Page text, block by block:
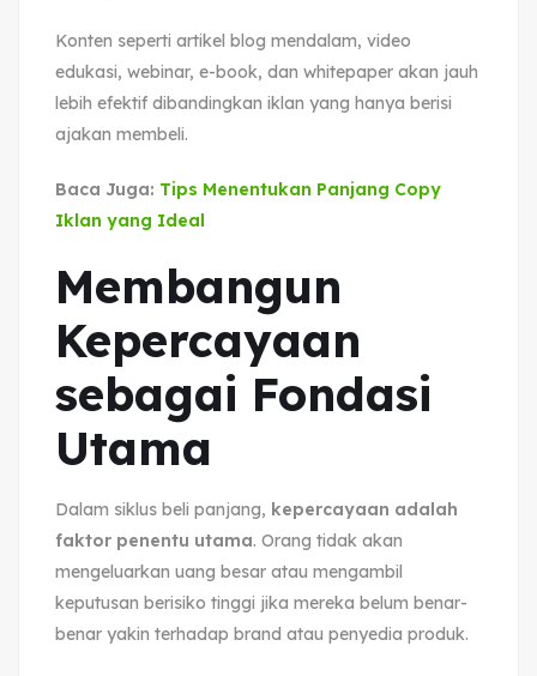
Konten seperti artikel blog mendalam, video
edukasi, webinar, e-book, dan whitepaper akan jauh
lebih efektif dibandingkan iklan yang hanya berisi
ajakan membeli.
Baca Juga: Tips Menentukan Panjang Copy
Iklan yang Ideal
Membangun
Kepercayaan
sebagai Fondasi
Utama
Dalam siklus beli panjang, kepercayaan adalah
faktor penentu utama. Orang tidak akan
mengeluarkan uang besar atau mengambil
keputusan berisiko tinggi jika mereka belum benar-
benar yakin terhadap brand atau penyedia produk.